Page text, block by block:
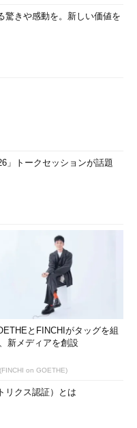
驚きや感動を。新しい価値を
」トークセッションが話題
とFINCHIがタッグを組
新メディアを創設
on GOETHE)
リクス認証）とは